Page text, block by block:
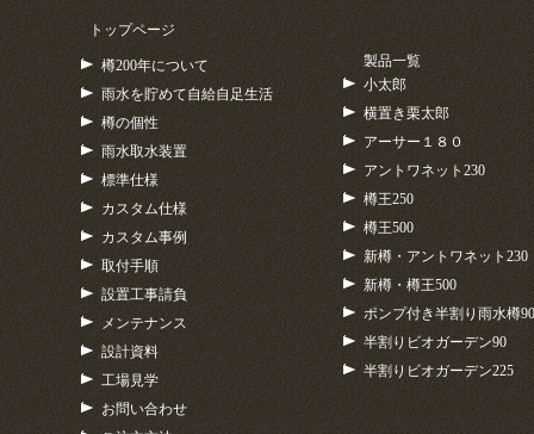
トップページ
樽200年について
雨水を貯めて自給自足生活
樽の個性
雨水取水装置
標準仕様
カスタム仕様
カスタム事例
取付手順
設置工事請負
メンテナンス
設計資料
工場見学
お問い合わせ
製品一覧
小太郎
横置き栗太郎
アーサー１８０
アントワネット230
樽王250
樽王500
新樽・アントワネット230
新樽・樽王500
ポンプ付き半割り雨水樽90
半割りビオガーデン90
半割りビオガーデン225